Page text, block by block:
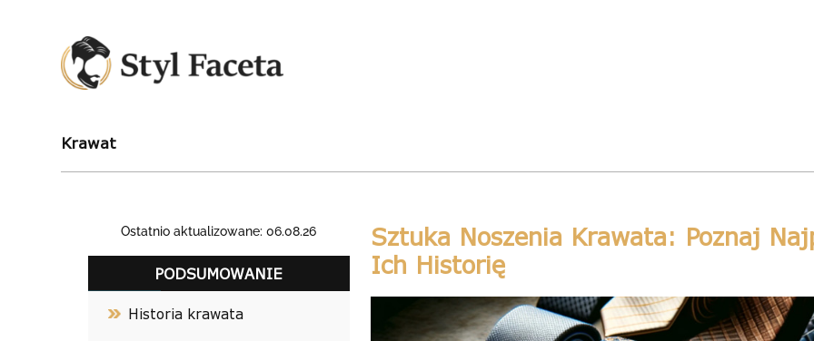
Krawat
Ostatnio aktualizowane: 06.08.26
PODSUMOWANIE
Historia krawata
Sztuka Noszenia Krawata: Poznaj
Ich Historię